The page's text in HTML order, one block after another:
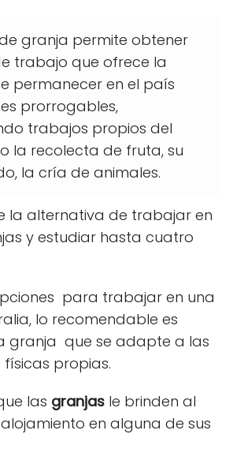
granja permite obtener
trabajo que ofrece la
permanecer en el país
prorrogables,
trabajos propios del
la recolecta de fruta, su
la cría de animales.
la alternativa de trabajar en
y estudiar hasta cuatro
para trabajar en una
lo recomendable es
granja que se adapte a las
propias.
las granjas le brinden al
en alguna de sus